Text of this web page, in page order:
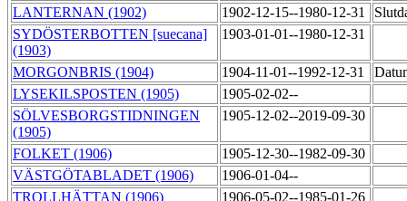
LANTERNAN (1902) 1902-12-15--1980-12-31
SYDÖSTERBOTTEN [suecana]
(1903)
1903-01-01--1980-12-31
MORGONBRIS (1904) 1904-11-01--1992-12-31
LYSEKILSPOSTEN (1905)
1905-02-02--
SÖLVESBORGSTIDNINGEN
(1905)
1905-12-02--2019-09-30
FOLKET (1906)
1905-12-30--1982-09-30
VÄSTGÖTABLADET (1906)
1906-01-04--
TROLLHÄTTAN (1906)
1906-05-02--1985-01-26